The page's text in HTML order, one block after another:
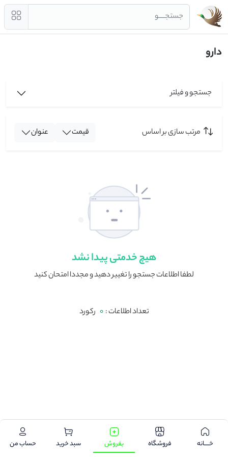
جستجــــو
دارو
جستجو و فیلتر
مرتب سازی بر اساس قیمت عنوان
هیچ خدمتی پیدا نشد
لطفا اطلاعات جستجو را تغییر دهید و مجددا امتحان کنید
تعداد اطلاعات : 0 رکورد
خـــــانه فروشگاه بفروش سبد خرید حساب من